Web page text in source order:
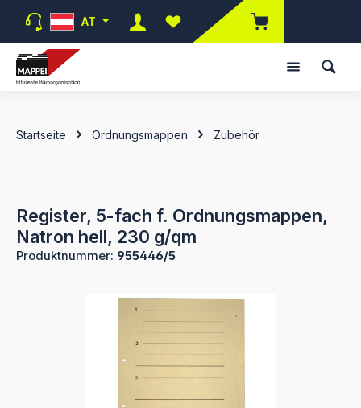
Zum Hauptinhalt springen
AT
Du hast 0 Produkte auf dem
Startseite Ordnungsmappen Zubehör
Register, 5-fach f. Ordnungsmappen,
Natron hell, 230 g/qm
Produktnummer: 955446/5
Bildergalerie überspringen